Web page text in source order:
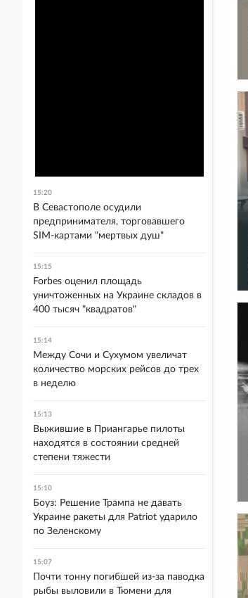
15:20
В Севастополе осудили
предпринимателя, торговавшего
SIM-картами "мертвых душ"
15:15
Forbes оценил площадь
уничтоженных на Украине складов в
400 тысяч "квадратов"
15:14
Между Сочи и Сухумом увеличат
количество морских рейсов до трех
в неделю
15:13
Выжившие в Приангарье пилоты
находятся в состоянии средней
степени тяжести
15:10
Боуз: Решение Трампа не давать
Украине ракеты для Patriot ударило
по Зеленскому
15:07
Почти тонну погибшей из-за паводка
рыбы выловили в Тюмени для